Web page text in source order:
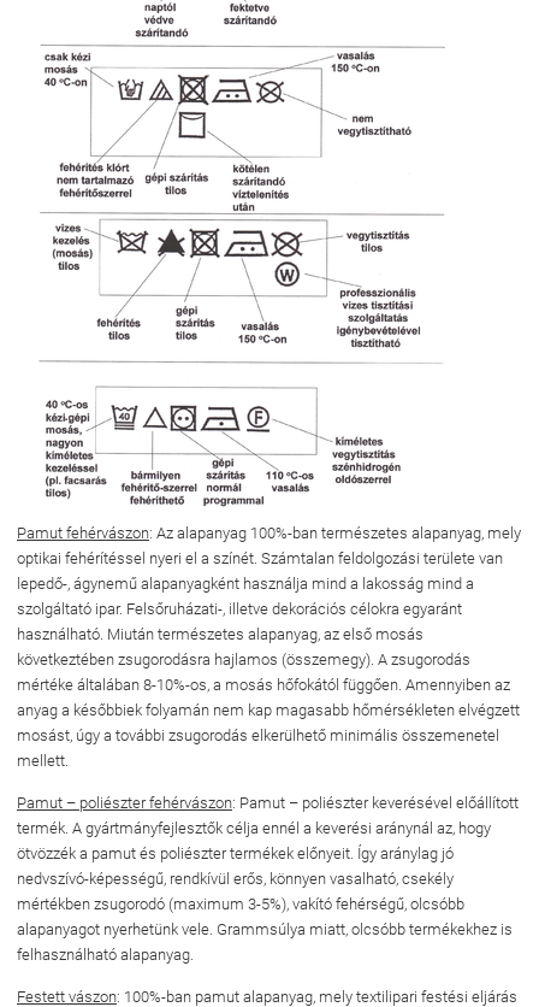
Pamut fehérvászon: Az alapanyag 100%-ban természetes alapanyag, mely
optikai fehérítéssel nyeri el a színét. Számtalan feldolgozási területe van
lepedő-, ágynemű alapanyagként használja mind a lakosság mind a
szolgáltató ipar. Felsőruházati-, illetve dekorációs célokra egyaránt
használható. Miután természetes alapanyag, az első mosás
következtében zsugorodásra hajlamos (összemegy). A zsugorodás
mértéke általában 8-10%-os, a mosás hőfokától függően. Amennyiben az
anyag a későbbiek folyamán nem kap magasabb hőmérsékleten elvégzett
mosást, úgy a további zsugorodás elkerülhető minimális összemenetel
mellett.
Pamut – poliészter fehérvászon: Pamut – poliészter keverésével előállított
termék. A gyártmányfejlesztők célja ennél a keverési aránynál az, hogy
ötvözzék a pamut és poliészter termékek előnyeit. Így aránylag jó
nedvszívó-képességű, rendkívül erős, könnyen vasalható, csekély
mértékben zsugorodó (maximum 3-5%), vakító fehérségű, olcsóbb
alapanyagot nyerhetünk vele. Grammsúlya miatt, olcsóbb termékekhez is
felhasználható alapanyag.
Festett vászon: 100%-ban pamut alapanyag, mely textilipari festési eljárás